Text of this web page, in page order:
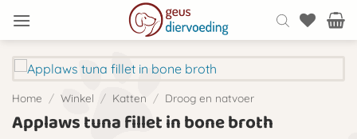
naar
Home / Winkel / Katten / Droog en natvoer
Applaws tuna fillet in bone broth